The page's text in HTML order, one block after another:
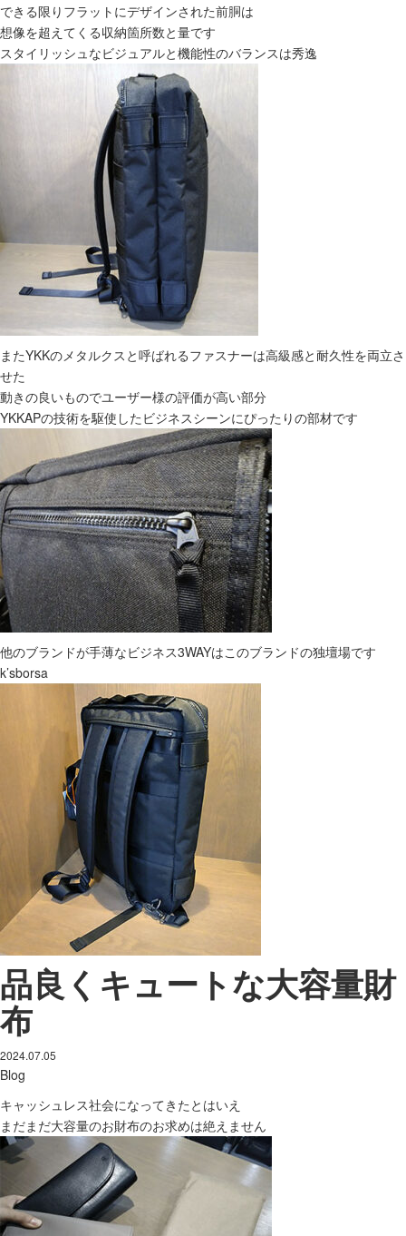
できる限りフラットにデザインされた前胴は
想像を超えてくる収納箇所数と量です
スタイリッシュなビジュアルと機能性のバランスは秀逸
またYKKのメタルクスと呼ばれるファスナーは高級感と耐久性を両立さ
せた
動きの良いものでユーザー様の評価が高い部分
YKKAPの技術を駆使したビジネスシーンにぴったりの部材です
他のブランドが手薄なビジネス3WAYはこのブランドの独壇場です
k’sborsa
品良くキュートな大容量財
布
2024.07.05
Blog
キャッシュレス社会になってきたとはいえ
まだまだ大容量のお財布のお求めは絶えません